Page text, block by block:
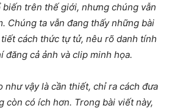
biến trên thế giới, nhưng chúng vẫn
Chúng ta vẫn đang thấy những bài
cách thức tự tử, nêu rõ danh tính
đăng cả ảnh và clip minh họa.
như vậy là cần thiết, chỉ ra cách đưa
còn có ích hơn. Trong bài viết này,